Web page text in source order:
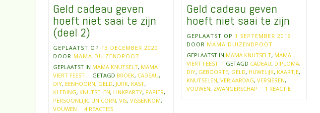
Geld cadeau geven
hoeft niet saai te zijn
(deel 2)
GEPLAATST OP 13 DECEMBER 2020
DOOR MAMA DUIZENDPOOT
GEPLAATST IN MAMA KNUTSELT, MAMA
VIERT FEEST
GETAGD BROEK, CADEAU,
DIY, EENHOORN, GELD, JURK, KAST,
KLEDING, KNUTSELEN, LINKPARTY, PAPIER,
PERSOONLIJK, UNICORN, VIS, VISSENKOM,
VOUWEN
4 REACTIES
Geld cadeau geven
hoeft niet saai te zijn
GEPLAATST OP 1 SEPTEMBER 2019
DOOR MAMA DUIZENDPOOT
GEPLAATST IN MAMA KNUTSELT, MAMA
VIERT FEEST
GETAGD CADEAU, DIPLOMA,
DIY, GEBOORTE, GELD, HUWELIJK, KAARTJE,
KNUTSELEN, VERJAARDAG, VERSIEREN,
VOUWEN, ZWANGERSCHAP 1 REACTIE